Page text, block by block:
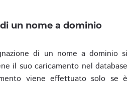
un nome a dominio
di un nome a dominio si
il suo caricamento nel database
viene effettuato solo se è